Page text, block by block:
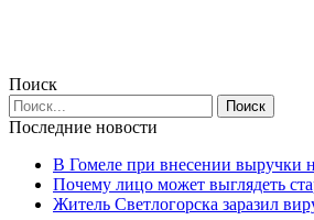
Поиск
Последние новости
В Гомеле при внесении выручки
Почему лицо может выглядеть
Житель Светлогорска заразил